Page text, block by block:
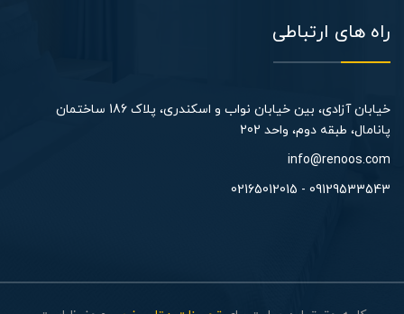
راه های ارتباطی
خیابان آزادی، بین خیابان نواب و اسکندری، پلاک 186 ساختمان
پانامال، طبقه دوم، واحد 202​
info@renoos.com
09129533543 - 02165012015